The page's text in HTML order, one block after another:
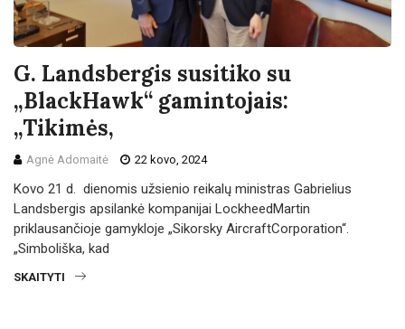
G. Landsbergis susitiko su
„BlackHawk“ gamintojais:
„Tikimės,
Agnė Adomaitė 22 kovo, 2024
Kovo 21 d. dienomis užsienio reikalų ministras Gabrielius
Landsbergis apsilankė kompanijai LockheedMartin
priklausančioje gamykloje „Sikorsky AircraftCorporation“.
„Simboliška, kad
SKAITYTI